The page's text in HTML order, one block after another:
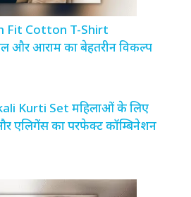
Fit Cotton T-Shirt
और आराम का बेहतरीन विकल्प
Kurti Set महिलाओं के लिए
एलिगेंस का परफेक्ट कॉम्बिनेशन